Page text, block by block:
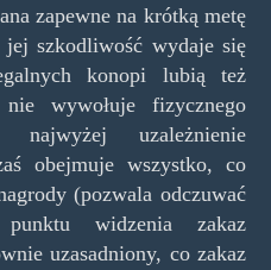
zapewne na krótką metę
jej szkodliwość wydaje się
konopi lubią też
wywołuje fizycznego
uzależnienie
obejmuje wszystko, co
(pozwala odczuwać
widzenia zakaz
uzasadniony, co zakaz